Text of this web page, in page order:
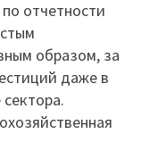
отчетности
образом, за
даже в